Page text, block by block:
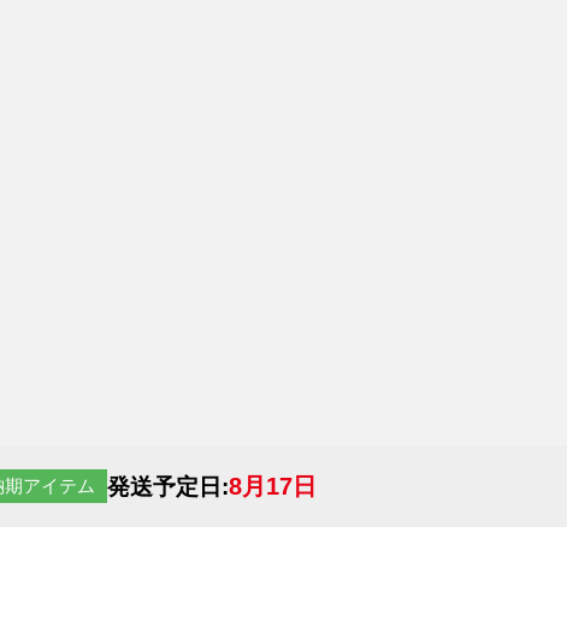
期アイテム 発送予定日:8月17日